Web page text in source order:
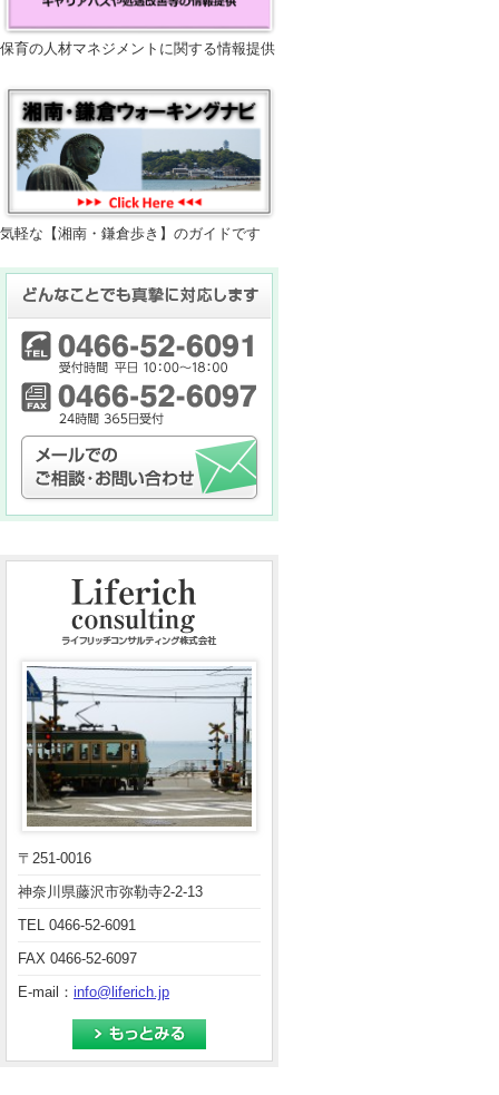
保育の人材マネジメントに関する情報提供
気軽な【湘南・鎌倉歩き】のガイドです
〒251-0016
神奈川県藤沢市弥勒寺2-2-13
TEL 0466-52-6091
FAX 0466-52-6097
E-mail： info@liferich.jp